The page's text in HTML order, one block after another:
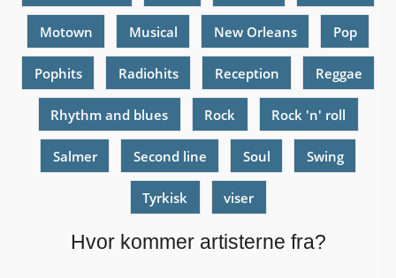
Motown Musical New Orleans Pop
Pophits Radiohits Reception Reggae
Rhythm and blues Rock Rock 'n' roll
Salmer Second line Soul Swing
Tyrkisk viser
Hvor kommer artisterne fra?